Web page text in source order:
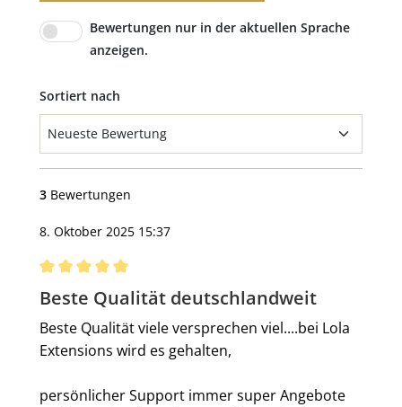
Bewertungen nur in der aktuellen Sprache
anzeigen.
Sortiert nach
3 Bewertungen
8. Oktober 2025 15:37
Bewertung mit 5 von 5 Sternen
Beste Qualität deutschlandweit
Beste Qualität viele versprechen viel....bei Lola
Extensions wird es gehalten,
persönlicher Support immer super Angebote